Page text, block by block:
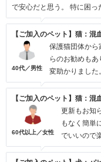
で安心だと思う。 特に困っ
【ご加入のペット】猫：混
40代／男性
保護猫団体から
らのお勧めも
変助かりました。
【ご加入のペット】猫：混
60代以上／女性
更新もお知
もなく簡単
でいいので